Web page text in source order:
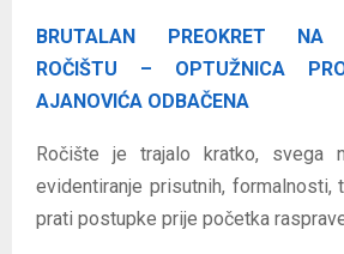
BRUTALAN PREOKRET NA
ROČIŠTU – OPTUŽNICA
AJANOVIĆA ODBAČENA
Ročište je trajalo kratko, svega
evidentiranje prisutnih, formalnosti,
prati postupke prije početka